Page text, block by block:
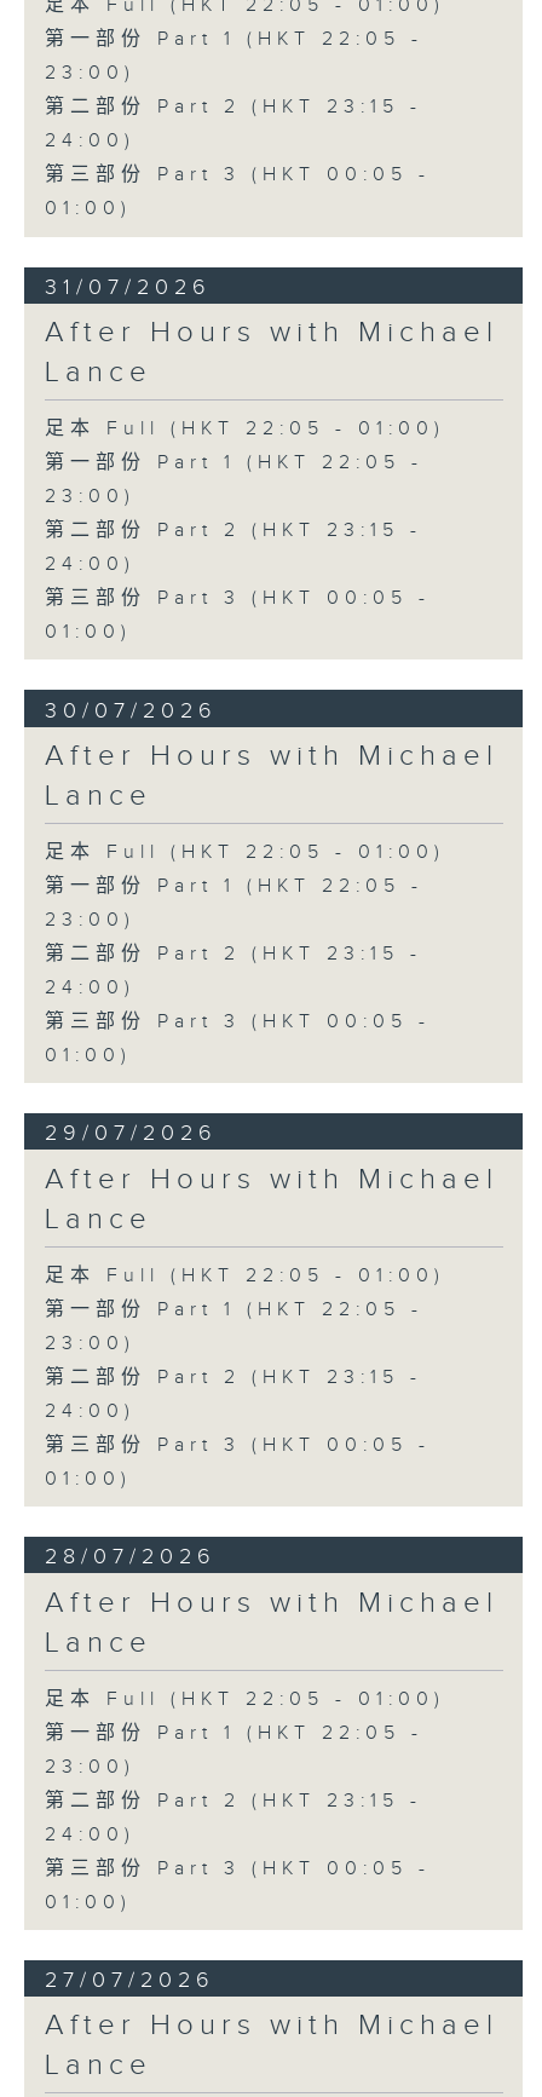
足本 Full (HKT 22:05 - 01:00)
第一部份 Part 1 (HKT 22:05 -
23:00)
第二部份 Part 2 (HKT 23:15 -
24:00)
第三部份 Part 3 (HKT 00:05 -
01:00)
31/07/2026
After Hours with Michael
Lance
足本 Full (HKT 22:05 - 01:00)
第一部份 Part 1 (HKT 22:05 -
23:00)
第二部份 Part 2 (HKT 23:15 -
24:00)
第三部份 Part 3 (HKT 00:05 -
01:00)
30/07/2026
After Hours with Michael
Lance
足本 Full (HKT 22:05 - 01:00)
第一部份 Part 1 (HKT 22:05 -
23:00)
第二部份 Part 2 (HKT 23:15 -
24:00)
第三部份 Part 3 (HKT 00:05 -
01:00)
29/07/2026
After Hours with Michael
Lance
足本 Full (HKT 22:05 - 01:00)
第一部份 Part 1 (HKT 22:05 -
23:00)
第二部份 Part 2 (HKT 23:15 -
24:00)
第三部份 Part 3 (HKT 00:05 -
01:00)
28/07/2026
After Hours with Michael
Lance
足本 Full (HKT 22:05 - 01:00)
第一部份 Part 1 (HKT 22:05 -
23:00)
第二部份 Part 2 (HKT 23:15 -
24:00)
第三部份 Part 3 (HKT 00:05 -
01:00)
27/07/2026
After Hours with Michael
Lance